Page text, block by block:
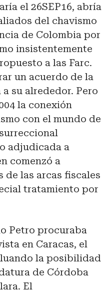
el 26SEP16, abría
del chavismo
de Colombia por
insistentemente
a las Farc.
un acuerdo de la
su alrededor. Pero
la conexión
con el mundo de
adjudicada a
comenzó a
de las arcas fiscales
tratamiento por
Petro procuraba
en Caracas, el
la posibilidad
de Córdoba
El